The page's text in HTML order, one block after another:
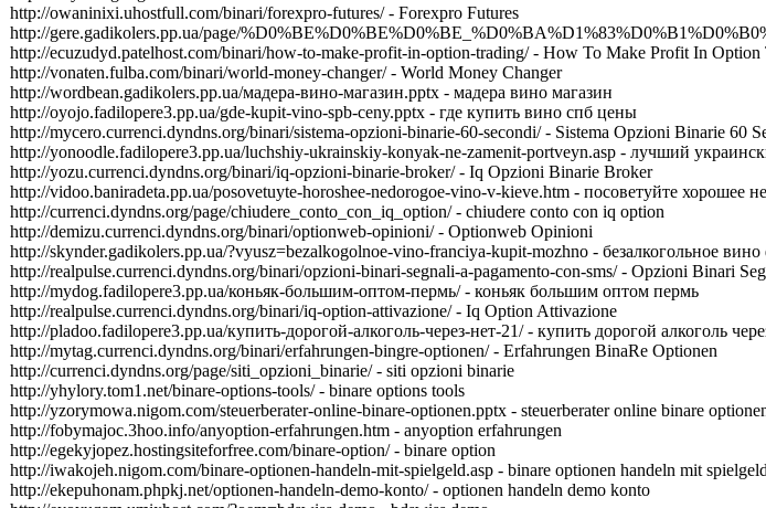
http://owaninixi.uhostfull.com/binari/forexpro-futures/ - Forexpro Futures
http://gere.gadikolers.pp.ua/page/
http://ecuzudyd.patelhost.com/binari/how-to-make-profit-in-option-trading/ - How To Make Profit In Option
http://vonaten.fulba.com/binari/world-money-changer/ - World Money Changer
http://wordbean.gadikolers.pp.ua/мадера-вино-магазин.pptx - мадера вино магазин
http://oyojo.fadilopere3.pp.ua/gde-kupit-vino-spb-ceny.pptx - где купить вино спб цены
http://mycero.currenci.dyndns.org/binari/sistema-opzioni-binarie-60-secondi/ - Sistema Opzioni Binarie 60
http://yonoodle.fadilopere3.pp.ua/luchshiy-ukrainskiy-konyak-ne-zamenit-portveyn.asp - лучший
http://yozu.currenci.dyndns.org/binari/iq-opzioni-binarie-broker/ - Iq Opzioni Binarie Broker
http://vidoo.baniradeta.pp.ua/posovetuyte-horoshee-nedorogoe-vino-v-kieve.htm - посоветуйте хорошее
http://currenci.dyndns.org/page/chiudere_conto_con_iq_option/ - chiudere conto con iq option
http://demizu.currenci.dyndns.org/binari/optionweb-opinioni/ - Optionweb Opinioni
http://skynder.gadikolers.pp.ua/?vyusz=bezalkogolnoe-vino-franciya-kupit-mozhno - безалкогольное
http://realpulse.currenci.dyndns.org/binari/opzioni-binari-segnali-a-pagamento-con-sms/ - Opzioni Binari
http://mydog.fadilopere3.pp.ua/коньяк-большим-оптом-пермь/ - коньяк большим оптом пермь
http://realpulse.currenci.dyndns.org/binari/iq-option-attivazione/ - Iq Option Attivazione
http://pladoo.fadilopere3.pp.ua/купить-дорогой-алкоголь-через-нет-21/ - купить дорогой алкоголь
http://mytag.currenci.dyndns.org/binari/erfahrungen-bingre-optionen/ - Erfahrungen BinaRe Optionen
http://currenci.dyndns.org/page/siti_opzioni_binarie/ - siti opzioni binarie
http://yhylory.tom1.net/binare-options-tools/ - binare options tools
http://yzorymowa.nigom.com/steuerberater-online-binare-optionen.pptx - steuerberater online binare
http://fobymajoc.3hoo.info/anyoption-erfahrungen.htm - anyoption erfahrungen
http://egekyjopez.hostingsiteforfree.com/binare-option/ - binare option
http://iwakojeh.nigom.com/binare-optionen-handeln-mit-spielgeld.asp - binare optionen handeln mit spielgeld
http://ekepuhonam.phpkj.net/optionen-handeln-demo-konto/ - optionen handeln demo konto